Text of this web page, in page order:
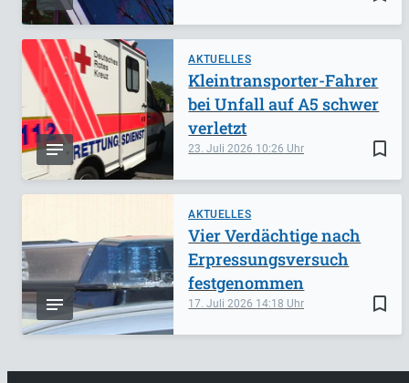
AKTUELLES
bookmark_border
23. Juli 2026 10:26
Kleintransporter-Fahrer
bei Unfall auf A5 schwer
verletzt
AKTUELLES
bookmark_border
17. Juli 2026 14:18
Vier Verdächtige nach
Erpressungsversuch
festgenommen